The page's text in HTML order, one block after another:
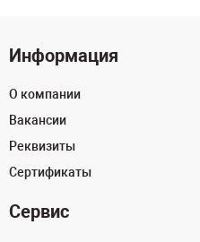
Информация
О компании
Вакансии
Реквизиты
Сертификаты
Сервис